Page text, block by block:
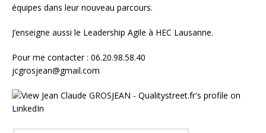
équipes dans leur nouveau parcours.
J’enseigne aussi le Leadership Agile à HEC Lausanne.
Pour me contacter : 06.20.98.58.40
jcgrosjean@gmail.com